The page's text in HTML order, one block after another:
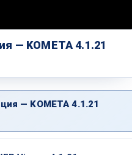
— KOMETA 4.1.21
— KOMETA 4.1.21